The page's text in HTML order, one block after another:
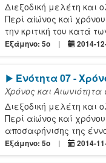
Διεξοδική μελέτη και
Περί αἰώνος καί
την κριτική του κατά
Εξάμηνο: 5o 2014-
[Play]
Ενότητα 07 -
Χρόνος και
Διεξοδική μελέτη και
Περί αἰώνος καί χρόνου
αποσαφήνισης της
Εξάμηνο: 5o 2014-